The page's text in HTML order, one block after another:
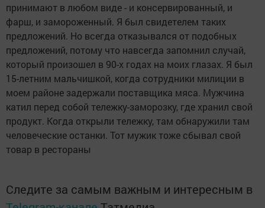
принимают в любом виде - и консервированный, и
фарш, и замороженный. Я был свидетелем таких
предложений. Но всегда отказывался от подобных
предложений, потому что навсегда запомнил случай,
который произошел в 90-х годах на моих глазах. Я был
15-летним мальчишкой, когда сотрудники милиции в
моем районе задержали поставщика мяса. Мужчина
катил перед собой тележку-заморозку, где хранил свой
продукт. Когда открыли тележку, там обнаружили там
человеческие останки. Тот мужик тоже сбывал свой
товар в рестораны
Следите за самым важным и интересным в